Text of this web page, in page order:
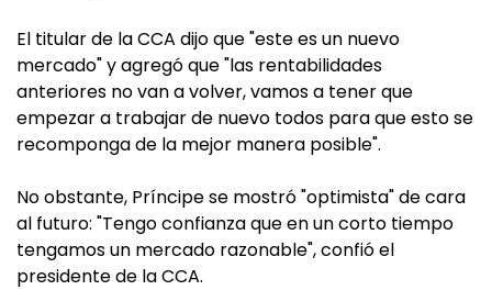
El titular de la CCA dijo que "este es un nuevo
mercado" y agregó que "las rentabilidades
anteriores no van a volver, vamos a tener que
empezar a trabajar de nuevo todos para que esto se
recomponga de la mejor manera posible".
No obstante, Príncipe se mostró "optimista" de cara
al futuro: "Tengo confianza que en un corto tiempo
tengamos un mercado razonable", confió el
presidente de la CCA.